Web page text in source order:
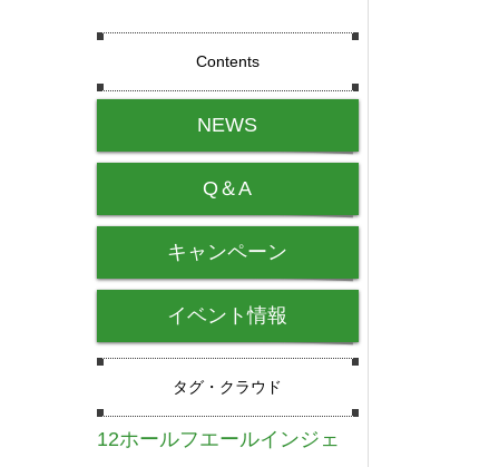
Contents
NEWS
Q＆A
キャンペーン
イベント情報
タグ・クラウド
12ホールフエールインジェ